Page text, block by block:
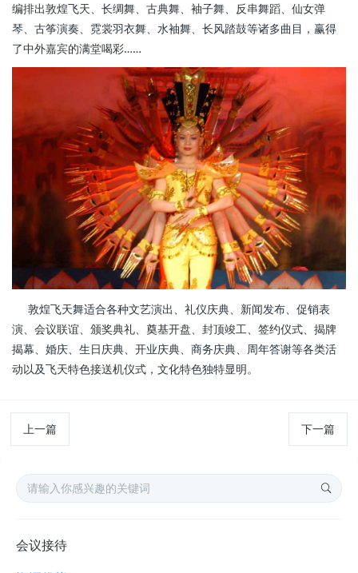
编排出敦煌飞天、长绸舞、古典舞、袖子舞、反串舞蹈、仙女弹
琴、古筝演奏、霓裳羽衣舞、水袖舞、长风踏鼓等诸多曲目，赢得
了中外嘉宾的满堂喝彩……
敦煌飞天舞适合各种文艺演出、礼仪庆典、新闻发布、促销表
演、会议联谊、颁奖典礼、奠基开盘、封顶竣工、签约仪式、揭牌
揭幕、婚庆、生日庆典、开业庆典、商务庆典、周年答谢等各类活
动以及飞天特色接送机仪式，文化特色独特显明。
上一篇 下一篇
会议接待